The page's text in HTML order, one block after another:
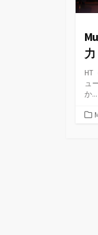
力
HT
ュ
か...